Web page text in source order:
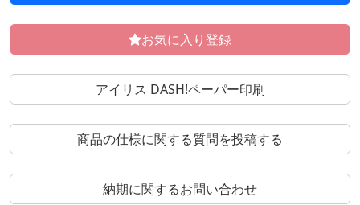
お気に入り登録
アイリス DASH!ペーパー印刷
商品の仕様に関する質問を投稿する
納期に関するお問い合わせ